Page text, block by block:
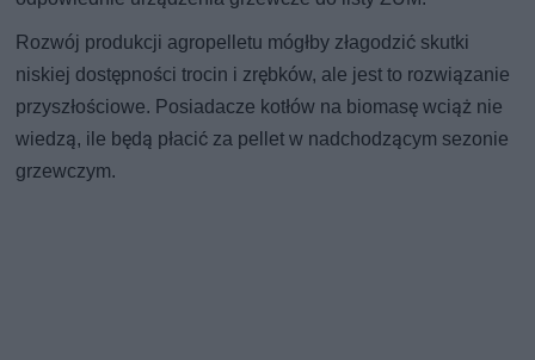
Rozwój produkcji agropelletu mógłby złagodzić skutki
niskiej dostępności trocin i zrębków, ale jest to rozwiązanie
przyszłościowe. Posiadacze kotłów na biomasę wciąż nie
wiedzą, ile będą płacić za pellet w nadchodzącym sezonie
grzewczym.